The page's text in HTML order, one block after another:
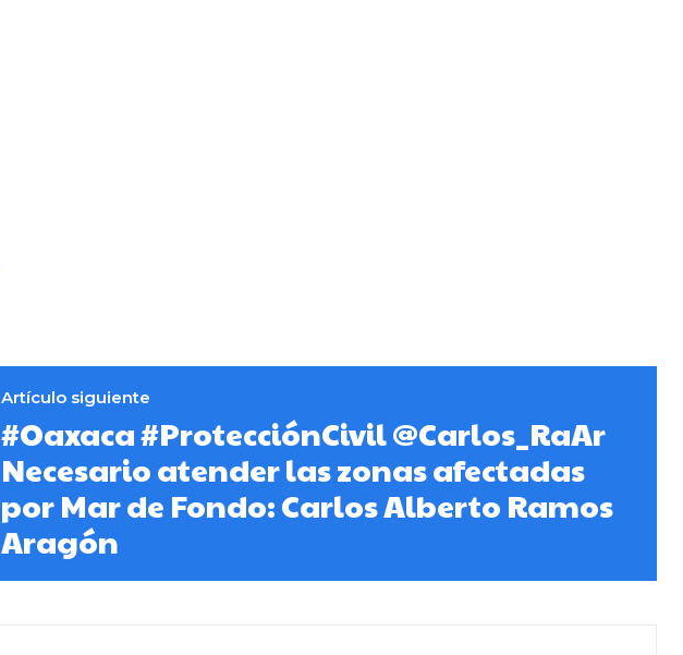
Artículo siguiente
#Oaxaca #ProtecciónCivil @Carlos_RaAr
Necesario atender las zonas afectadas
por Mar de Fondo: Carlos Alberto Ramos
Aragón